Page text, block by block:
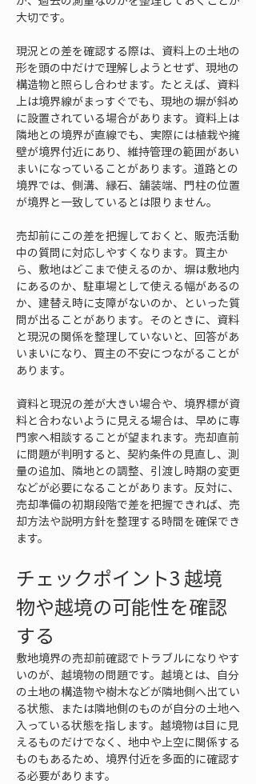
大切です。
現況との差を確認する際は、資料上の土地の
形を頭の中だけで理解しようとせず、現地の
構造物と照らし合わせます。たとえば、資料
上は境界線がまっすぐでも、現地の塀が斜め
に設置されている場合があります。資料上は
隣地との境界が直線でも、実際には植栽や擁
壁が境界付近にあり、維持管理の範囲があい
まいになっていることがあります。道路との
境界では、側溝、縁石、舗装端、門柱の位置
が境界と一致しているとは限りません。
売却前にこの差を把握しておくと、販売活動
中の質問に対応しやすくなります。買主か
ら、敷地はどこまで使えるのか、塀は敷地内
にあるのか、駐車場として使える幅があるの
か、建替え時に支障がないのか、といった質
問が出ることがあります。そのときに、資料
と現況の関係を整理していないと、回答があ
いまいになり、買主の不安につながることが
あります。
資料と現況の差が大きい場合や、境界標が資
料と合わないように見える場合は、早めに専
門家へ相談することが望まれます。売却直前
に問題が判明すると、契約条件の見直し、測
量の追加、隣地との調整、引渡し時期の変更
などが必要になることがあります。反対に、
売却準備の初期段階で差を把握できれば、売
却方法や説明方針を整理する時間を確保でき
ます。
チェックポイント3 越境
物や越境の可能性を確認
する
敷地境界の売却前確認でトラブルになりやす
いのが、越境物の問題です。越境とは、自分
の土地の構造物や樹木などが隣地側へ出てい
る状態、または隣地側のものが自分の土地へ
入っている状態を指します。越境物は目に見
えるものだけでなく、地中や上空に関係する
ものもあるため、境界付近を多面的に確認す
る必要があります。